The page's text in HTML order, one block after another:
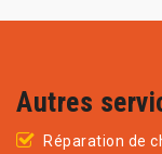
Autres
Réparation de